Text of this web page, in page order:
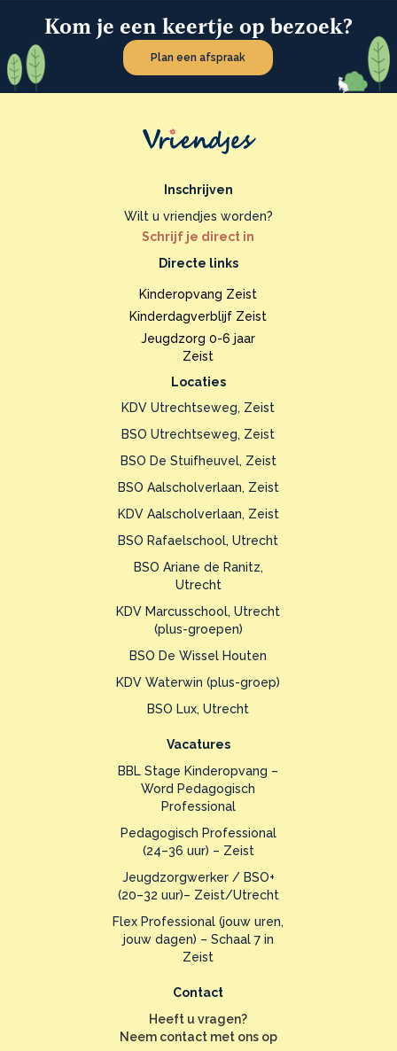
Kom je een keertje op bezoek?
Plan een afspraak
Locaties
KDV Utrechtseweg, Zeist
BSO Utrechtseweg, Zeist
BSO De Stuifheuvel, Zeist
BSO Aalscholverlaan, Zeist
KDV Aalscholverlaan, Zeist
BSO Rafaelschool, Utrecht
BSO Ariane de Ranitz,
Utrecht
KDV Marcusschool, Utrecht
(plus-groepen)
BSO De Wissel Houten
KDV Waterwin (plus-groep)
BSO Lux, Utrecht
Vacatures
BBL Stage Kinderopvang –
Word Pedagogisch
Professional
Pedagogisch Professional
(24–36 uur) – Zeist
Jeugdzorgwerker / BSO+
(20–32 uur)– Zeist/Utrecht
Flex Professional (jouw uren,
jouw dagen) – Schaal 7 in
Zeist
Inschrijven
Wilt u vriendjes worden?
Schrijf je direct in
Directe links
Kinderopvang Zeist
Kinderdagverblijf Zeist
Jeugdzorg 0-6 jaar
Zeist
Contact
Heeft u vragen?
Neem contact met ons op